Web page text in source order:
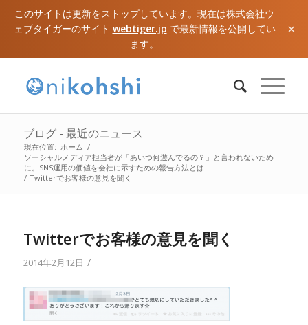
このサイトは更新をストップしています。現在は株式会社ウ
ェブタイガーのサイト webtiger.jp で最新情報を公開してい
ます。
×
ブログ - 最近のニュース
現在位置: ホーム /
ソーシャルメディア担当者が「あいつ何遊んでるの？」と言われないため
に。SNS運用の価値を会社に示すための報告方法とは
/ Twitterでお客様の意見を聞く
Twitterでお客様の意見を聞く
2014年2月12日 /